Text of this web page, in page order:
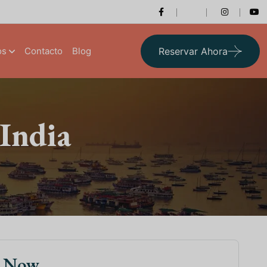
Contacto Blog Reservar Ahora